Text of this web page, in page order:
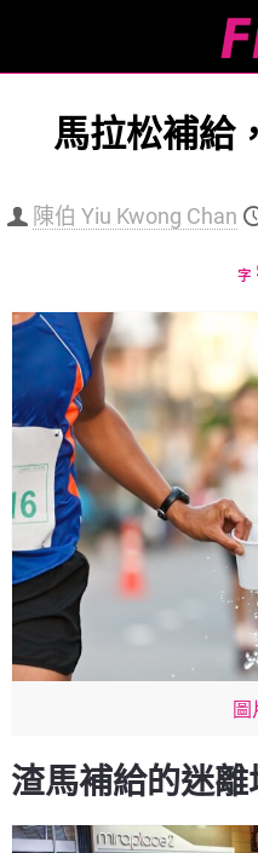
馬拉松補給
陳伯 Yiu Kwong Chan
字
渣馬補給的迷離